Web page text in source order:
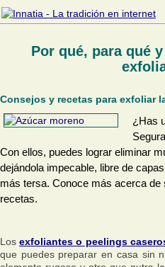
Por qué, para qué
Consejos y recetas para exfoliar
¿Has
Con ellos, puedes lograr eliminar
dejándola impecable, libre de
más tersa. Conoce más acerca de
recetas.
Losexfoliantes o peelings
que puedes preparar en casa sin